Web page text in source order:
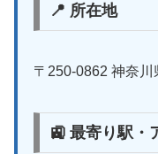
📍 所在地
〒250-0862 神奈
🚉 最寄り駅・